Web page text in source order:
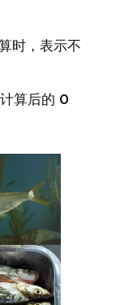
时，表示不
算后的 0